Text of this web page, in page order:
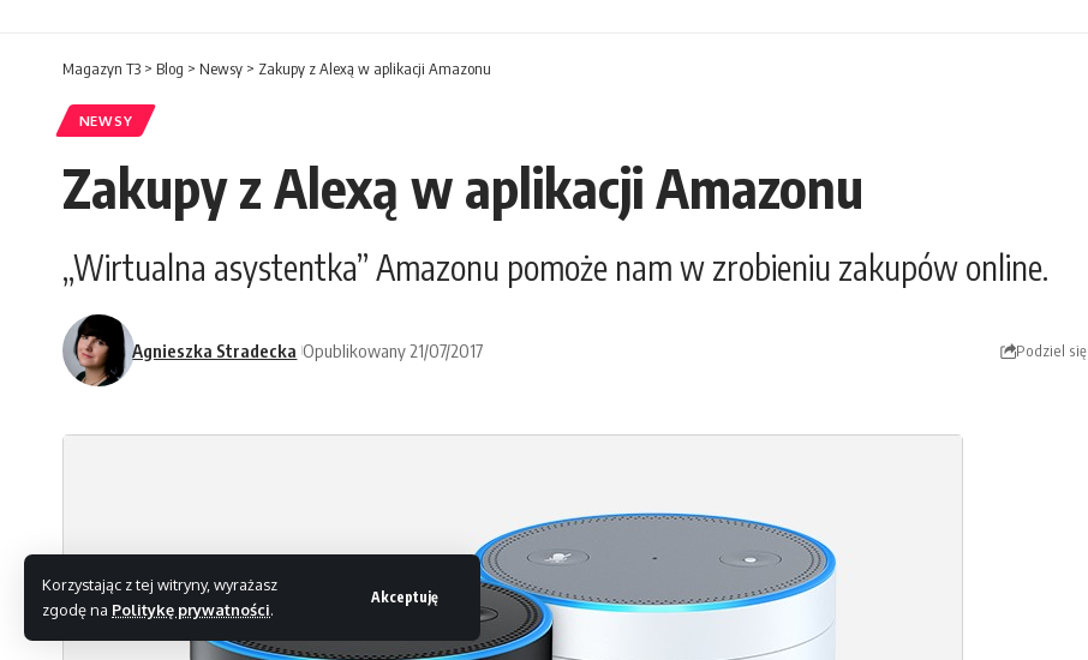
Korzystając z tej witryny, wyrażasz
zgodę na Politykę prywatności.
Akceptuję
Magazyn T3 > Blog > Newsy > Zakupy z Alexą w aplikacji Amazonu
NEWSY
Zakupy z Alexą w aplikacji Amazonu
„Wirtualna asystentka” Amazonu pomoże nam w zrobieniu zakupów online.
Agnieszka Stradecka Opublikowany 21/07/2017 Podziel się